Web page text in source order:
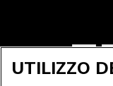
UTILIZZO